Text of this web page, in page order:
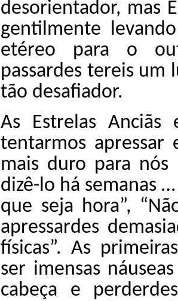
desorientador, mas
gentilmente
etéreo para o
passardes tereis um
tão desafiador.
As Estrelas
tentarmos apressar
mais duro para nós
dizê-lo há semanas
que seja hora”,
apressardes
físicas”. As
ser imensas
cabeça e